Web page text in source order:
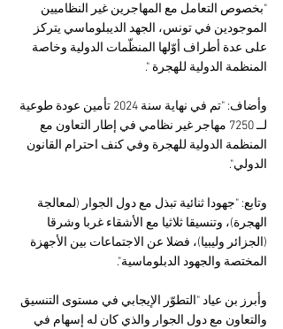
"بخصوص التعامل مع المهاجرين غير النظاميين
الموجودين في تونس، الجهد الديبلوماسي يتركز
على عدة أطراف أوّلها المنظّمات الدولية وخاصة
المنظمة الدولية للهجرة ".
وأضاف: "تم في نهاية سنة 2024 تأمين عودة طوعية
لــ 7250 مهاجر غير نظامي في إطار التعاون مع
المنظمة الدولية للهجرة وفي كنف احترام القانون
الدولي".
وتابع: "جهودا ثنائية تبذل مع دول الجوار (لمعالجة
الهجرة)، وتنسيقا ثلاثيا مع الأشقاء غربا وشرقا
(الجزائر وليبيا)، فضلا عن الاجتماعات بين الأجهزة
المختصة والجهود الدبلوماسية".
وأبرز بن عياد "التطوّر الإيجابي في مستوى التنسيق
والتعاون مع دول الجوار والذي كان له إسهام في